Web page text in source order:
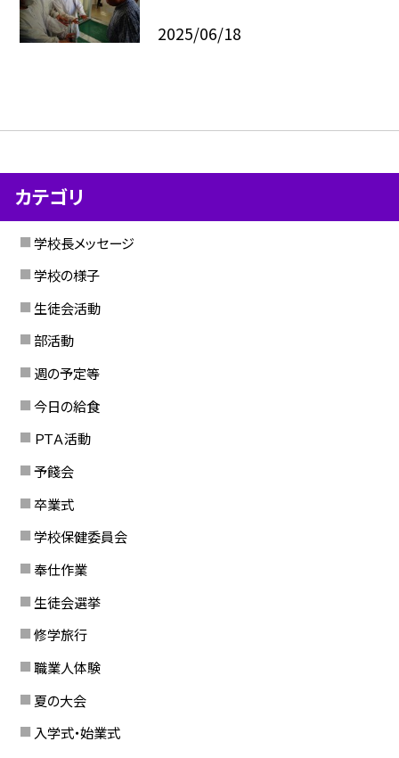
2025/06/18
カテゴリ
学校長メッセージ
学校の様子
生徒会活動
部活動
週の予定等
今日の給食
ＰＴＡ活動
予餞会
卒業式
学校保健委員会
奉仕作業
生徒会選挙
修学旅行
職業人体験
夏の大会
入学式・始業式